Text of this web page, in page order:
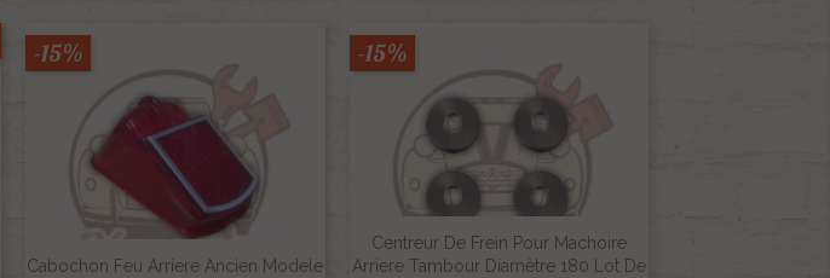
Cabochon Feu Arriere Ancien Modele
-15%
Centreur De Frein Pour Machoire
Arriere Tambour Diamètre 180 Lot De
-15%